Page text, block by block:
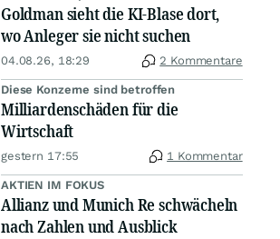
Goldman sieht die KI-Blase dort,
wo Anleger sie nicht suchen
04.08.26, 18:29 2 Kommentare
Diese Konzerne sind betroffen
Milliardenschäden für die
Wirtschaft
gestern 17:55 1 Kommentar
AKTIEN IM FOKUS
Allianz und Munich Re schwächeln
nach Zahlen und Ausblick